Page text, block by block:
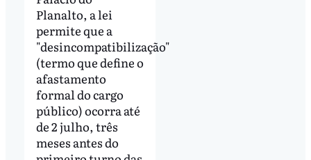
Planalto, a lei
permite que a
"desincompatibilização"
(termo que define o
afastamento
formal do cargo
público) ocorra até
de 2 julho, três
meses antes do